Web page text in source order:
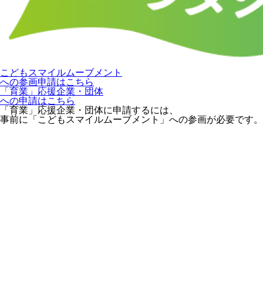
こどもスマイルムーブメント
への参画申請はこちら
「育業」応援企業・団体
への申請はこちら
「育業」応援企業・団体に申請するには、
事前に「こどもスマイルムーブメント」への参画が必要です。